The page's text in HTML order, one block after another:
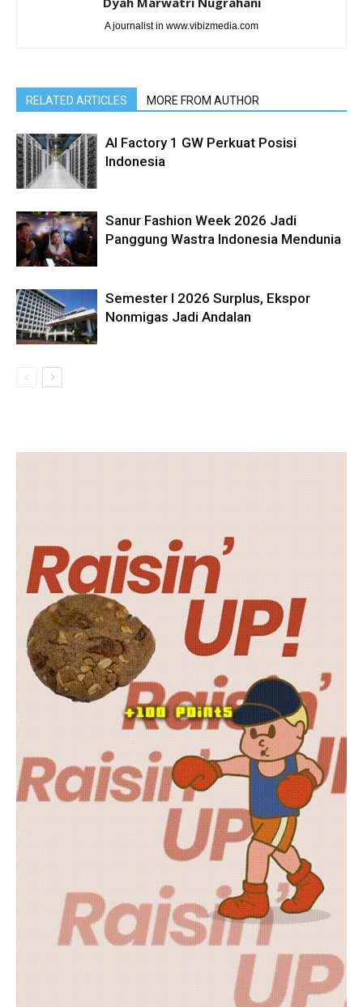
A journalist in www.vibizmedia.com
RELATED ARTICLES MORE FROM AUTHOR
AI Factory 1 GW Perkuat Posisi
Indonesia
Sanur Fashion Week 2026 Jadi
Panggung Wastra Indonesia Mendunia
Semester I 2026 Surplus, Ekspor
Nonmigas Jadi Andalan